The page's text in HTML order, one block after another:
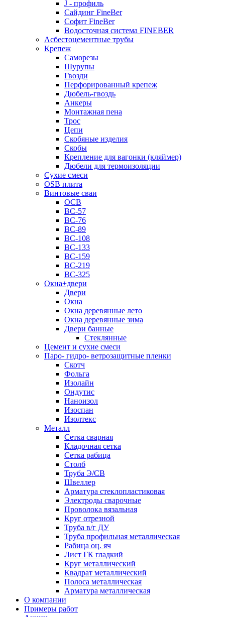
J - профиль
Сайдинг FineBer
Софит FineBer
Водосточная система FINEBER
Асбестоцементные трубы
Крепеж
Саморезы
Шурупы
Гвозди
Перфорированный крепеж
Дюбель-гвоздь
Анкеры
Монтажная пена
Трос
Цепи
Скобяные изделия
Скобы
Крепление для вагонки (кляймер)
Дюбели для термоизоляции
Сухие смеси
OSB плита
Винтовые сваи
ОСВ
ВС-57
ВС-76
ВС-89
ВС-108
ВС-133
ВС-159
ВС-219
ВС-325
Окна+двери
Двери
Окна
Окна деревянные лето
Окна деревянные зима
Двери банные
Стеклянные
Цемент и сухие смеси
Паро- гидро- ветрозащитные пленки
Скотч
Фольга
Изолайн
Ондутис
Наноизол
Изоспан
Изолтекс
Металл
Сетка сварная
Кладочная сетка
Сетка рабица
Столб
Труба Э/СВ
Швеллер
Арматура стеклопластиковая
Электроды сварочные
Проволока вязальная
Круг отрезной
Труба в/г ДУ
Труба профильная металлическая
Рабица оц. яч
Лист ГК гладкий
Круг металлический
Квадрат металлический
Полоса металлическая
Арматура металлическая
О компании
Примеры работ